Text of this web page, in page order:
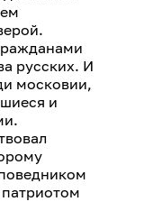
русских. И
московии,
и